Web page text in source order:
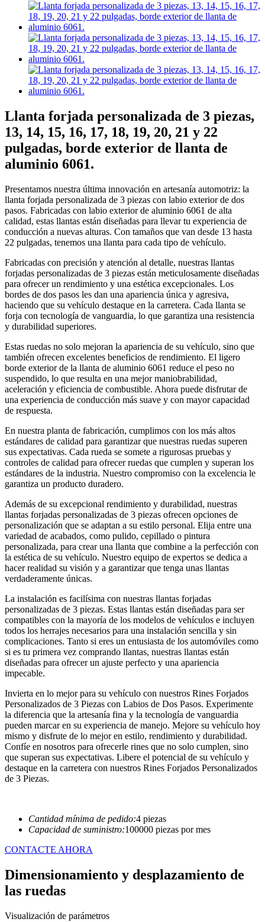
Llanta forjada personalizada de 3 piezas,
13, 14, 15, 16, 17, 18, 19, 20, 21 y 22
pulgadas, borde exterior de llanta de
aluminio 6061.
Presentamos nuestra última innovación en artesanía automotriz: la
llanta forjada personalizada de 3 piezas con labio exterior de dos
pasos. Fabricadas con labio exterior de aluminio 6061 de alta
calidad, estas llantas están diseñadas para llevar tu experiencia de
conducción a nuevas alturas. Con tamaños que van desde 13 hasta
22 pulgadas, tenemos una llanta para cada tipo de vehículo.
Fabricadas con precisión y atención al detalle, nuestras llantas
forjadas personalizadas de 3 piezas están meticulosamente diseñadas
para ofrecer un rendimiento y una estética excepcionales. Los
bordes de dos pasos les dan una apariencia única y agresiva,
haciendo que su vehículo destaque en la carretera. Cada llanta se
forja con tecnología de vanguardia, lo que garantiza una resistencia
y durabilidad superiores.
Estas ruedas no solo mejoran la apariencia de su vehículo, sino que
también ofrecen excelentes beneficios de rendimiento. El ligero
borde exterior de la llanta de aluminio 6061 reduce el peso no
suspendido, lo que resulta en una mejor maniobrabilidad,
aceleración y eficiencia de combustible. Ahora puede disfrutar de
una experiencia de conducción más suave y con mayor capacidad
de respuesta.
En nuestra planta de fabricación, cumplimos con los más altos
estándares de calidad para garantizar que nuestras ruedas superen
sus expectativas. Cada rueda se somete a rigurosas pruebas y
controles de calidad para ofrecer ruedas que cumplen y superan los
estándares de la industria. Nuestro compromiso con la excelencia le
garantiza un producto duradero.
Además de su excepcional rendimiento y durabilidad, nuestras
llantas forjadas personalizadas de 3 piezas ofrecen opciones de
personalización que se adaptan a su estilo personal. Elija entre una
variedad de acabados, como pulido, cepillado o pintura
personalizada, para crear una llanta que combine a la perfección con
la estética de su vehículo. Nuestro equipo de expertos se dedica a
hacer realidad su visión y a garantizar que tenga unas llantas
verdaderamente únicas.
La instalación es facilísima con nuestras llantas forjadas
personalizadas de 3 piezas. Estas llantas están diseñadas para ser
compatibles con la mayoría de los modelos de vehículos e incluyen
todos los herrajes necesarios para una instalación sencilla y sin
complicaciones. Tanto si eres un entusiasta de los automóviles como
si es tu primera vez comprando llantas, nuestras llantas están
diseñadas para ofrecer un ajuste perfecto y una apariencia
impecable.
Invierta en lo mejor para su vehículo con nuestros Rines Forjados
Personalizados de 3 Piezas con Labios de Dos Pasos. Experimente
la diferencia que la artesanía fina y la tecnología de vanguardia
pueden marcar en su experiencia de manejo. Mejore su vehículo hoy
mismo y disfrute de lo mejor en estilo, rendimiento y durabilidad.
Confíe en nosotros para ofrecerle rines que no solo cumplen, sino
que superan sus expectativas. Libere el potencial de su vehículo y
destaque en la carretera con nuestros Rines Forjados Personalizados
de 3 Piezas.
Cantidad mínima de pedido:4 piezas
Capacidad de suministro:100000 piezas por mes
CONTACTE AHORA
Dimensionamiento y desplazamiento de
las ruedas
Visualización de parámetros